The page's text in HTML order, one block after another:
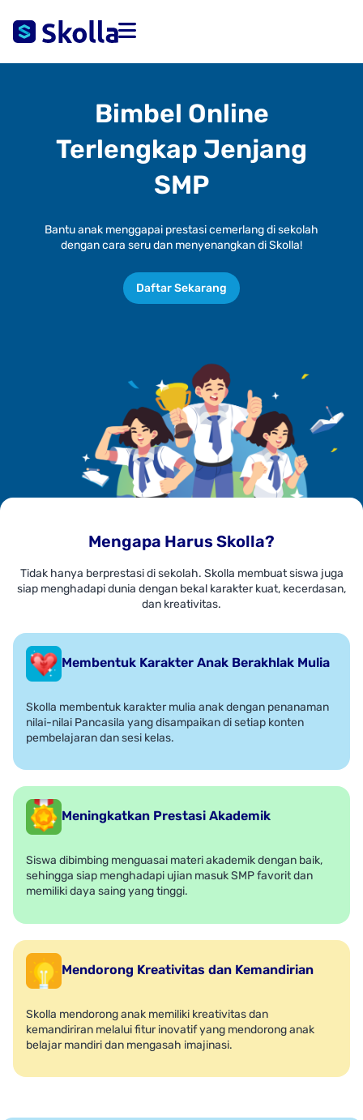
Bimbel Online
Terlengkap Jenjang
SMP
Bantu anak menggapai prestasi cemerlang di sekolah
dengan cara seru dan menyenangkan di Skolla!
Daftar Sekarang
Mengapa Harus Skolla?
Tidak hanya berprestasi di sekolah. Skolla membuat siswa juga
siap menghadapi dunia dengan bekal karakter kuat, kecerdasan,
dan kreativitas.
Membentuk Karakter Anak Berakhlak Mulia
Skolla membentuk karakter mulia anak dengan penanaman
nilai-nilai Pancasila yang disampaikan di setiap konten
pembelajaran dan sesi kelas.
Meningkatkan Prestasi Akademik
Siswa dibimbing menguasai materi akademik dengan baik,
sehingga siap menghadapi ujian masuk SMP favorit dan
memiliki daya saing yang tinggi.
Mendorong Kreativitas dan Kemandirian
Skolla mendorong anak memiliki kreativitas dan
kemandiriran melalui fitur inovatif yang mendorong anak
belajar mandiri dan mengasah imajinasi.